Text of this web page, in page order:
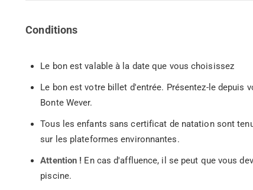
Conditions
Le bon est valable à la date que vous choisissez
Le bon est votre billet d'entrée. Présentez-le depuis
Bonte Wever.
Tous les enfants sans certificat de natation sont
sur les plateformes environnantes.
Attention ! En cas d'affluence, il se peut que vous
piscine.